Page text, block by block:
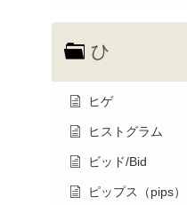
ひ
ヒゲ
ヒストグラム
ビッド/Bid
ピップス（pips）